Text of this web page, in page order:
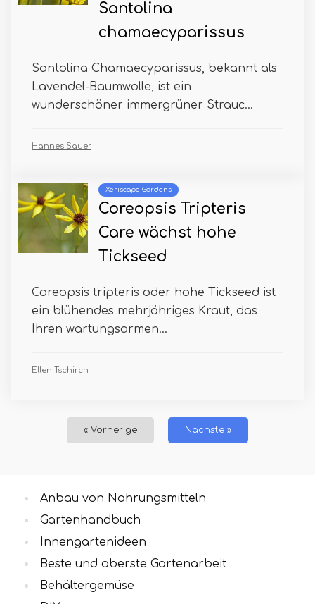
Santolina
chamaecyparissus
Santolina Chamaecyparissus, bekannt als
Lavendel-Baumwolle, ist ein
wunderschöner immergrüner Strauc...
Hannes Sauer
Xeriscape Gardens
Coreopsis Tripteris
Care wächst hohe
Tickseed
Coreopsis tripteris oder hohe Tickseed ist
ein blühendes mehrjähriges Kraut, das
Ihren wartungsarmen...
Ellen Tschirch
« Vorherige Nächste »
Anbau von Nahrungsmitteln
Gartenhandbuch
Innengartenideen
Beste und oberste Gartenarbeit
Behältergemüse